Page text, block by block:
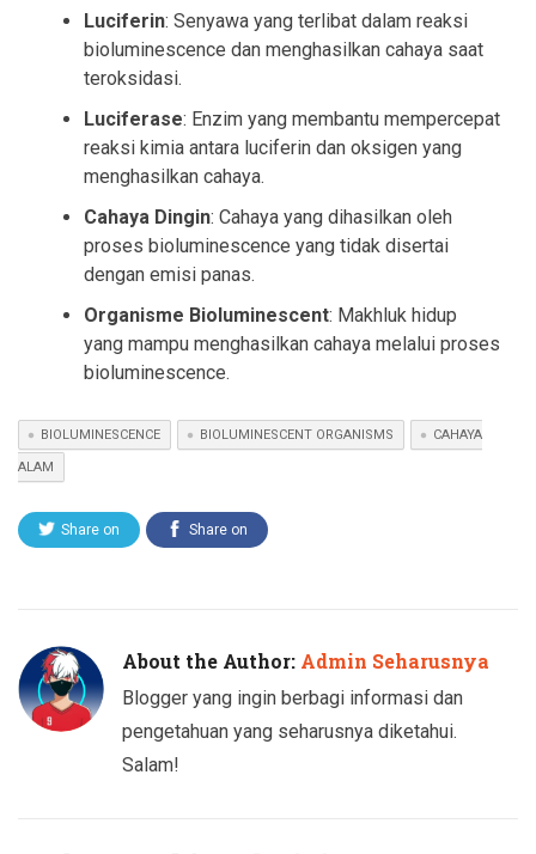
Luciferin: Senyawa yang terlibat dalam reaksi
bioluminescence dan menghasilkan cahaya saat
teroksidasi.
Luciferase: Enzim yang membantu mempercepat
reaksi kimia antara luciferin dan oksigen yang
menghasilkan cahaya.
Cahaya Dingin: Cahaya yang dihasilkan oleh
proses bioluminescence yang tidak disertai
dengan emisi panas.
Organisme Bioluminescent: Makhluk hidup
yang mampu menghasilkan cahaya melalui proses
bioluminescence.
BIOLUMINESCENCE BIOLUMINESCENT ORGANISMS CAHAYA
ALAM
Share on Share on
About the Author: Admin Seharusnya
Blogger yang ingin berbagi informasi dan
pengetahuan yang seharusnya diketahui.
Salam!